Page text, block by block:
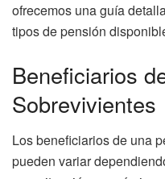
ofrecemos una guía
tipos de pensión
Beneficiarios
Sobrevivientes
Los beneficiarios de una
pueden variar